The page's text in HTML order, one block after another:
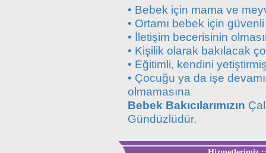
• Bebek için mama ve
• Ortamı bebek için
• İletişim becerisinin
• Kişilik olarak bakılacak
• Eğitimli, kendini
• Çocuğu ya da işe
olmamasına
Bebek Bakıcılarımızın
Gündüzlüdür.